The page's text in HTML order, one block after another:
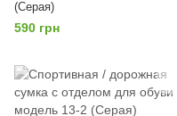
(Серая)
590 грн